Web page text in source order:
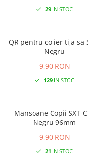
29IN STOC
QR pentru colier tija sa
Negru
9,90 RON
129IN STOC
Mansoane Copii SXT-
Negru 96mm
9,90 RON
21 IN STOC